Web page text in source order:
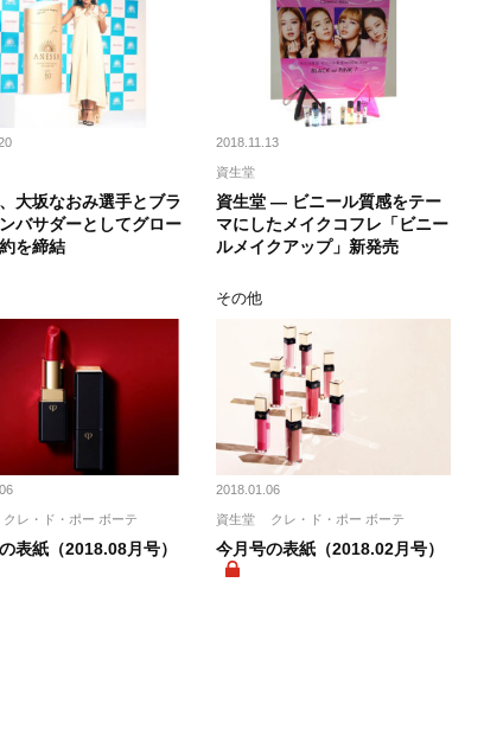
大坂なおみ選手とブラ
バサダーとしてグロー
を締結
2018.11.13
資生堂
資生堂 ― ビニール質感をテー
マにしたメイクコフレ「ビニー
ルメイクアップ」新発売
クレ・ド・ポー ボーテ
表紙（2018.08月号）
その他
2018.01.06
資生堂 クレ・ド・ポー ボーテ
今月号の表紙（2018.02月号）